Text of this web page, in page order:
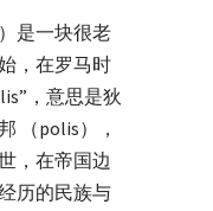
是一块很老
，在罗马时
，意思是狄
（polis），
，在帝国边
历的民族与